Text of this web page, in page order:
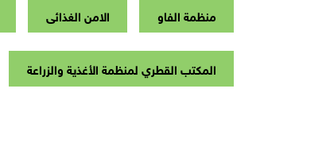
منظمة الفاو الامن الغذائى
المكتب القطري لمنظمة الأغذية والزراعة